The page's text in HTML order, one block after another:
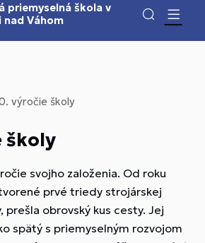
priemyselná škola v
nad Váhom
výročie školy
školy
svojho založenia. Od roku
prvé triedy strojárskej
prešla obrovský kus cesty. Jej
spätý s priemyselným rozvojom